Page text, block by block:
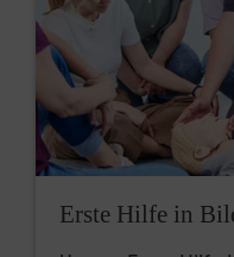
Erste Hilfe in